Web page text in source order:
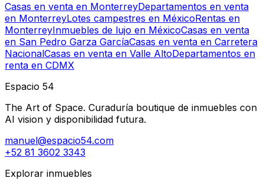
Casas en venta en MonterreyDepartamentos en venta
en MonterreyLotes campestres en MéxicoRentas en
MonterreyInmuebles de lujo en MéxicoCasas en venta
en San Pedro Garza GarcíaCasas en venta en Carretera
NacionalCasas en venta en Valle AltoDepartamentos en
renta en CDMX
Espacio 54
The Art of Space. Curaduría boutique de inmuebles con
AI vision y disponibilidad futura.
manuel@espacio54.com
+52 81 3602 3343
Explorar inmuebles